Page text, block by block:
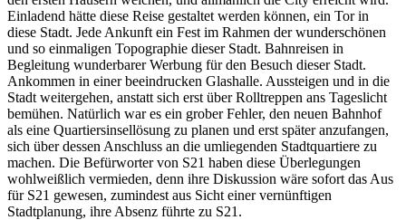
Einladend hätte diese Reise gestaltet werden können, ein Tor in
diese Stadt. Jede Ankunft ein Fest im Rahmen der wunderschönen
und so einmaligen Topographie dieser Stadt. Bahnreisen in
Begleitung wunderbarer Werbung für den Besuch dieser Stadt.
Ankommen in einer beeindrucken Glashalle. Aussteigen und in die
Stadt weitergehen, anstatt sich erst über Rolltreppen ans Tageslicht
bemühen. Natürlich war es ein grober Fehler, den neuen Bahnhof
als eine Quartiersinsellösung zu planen und erst später anzufangen,
sich über dessen Anschluss an die umliegenden Stadtquartiere zu
machen. Die Befürworter von S21 haben diese Überlegungen
wohlweißlich vermieden, denn ihre Diskussion wäre sofort das Aus
für S21 gewesen, zumindest aus Sicht einer vernünftigen
Stadtplanung, ihre Absenz führte zu S21.